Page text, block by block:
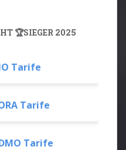
🏆SIEGER 2025
Tarife
Tarife
Tarife